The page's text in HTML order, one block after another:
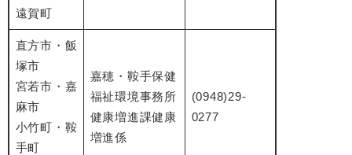
遠賀町
直方市・飯
塚市
宮若市・嘉
麻市
小竹町・鞍
手町
嘉穂・鞍手保健
福祉環境事務所
健康増進課健康
増進係
(0948)29-
0277